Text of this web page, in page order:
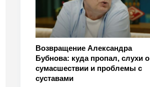
Возвращение Александра
Бубнова: куда пропал, слухи о
сумасшествии и проблемы с
суставами